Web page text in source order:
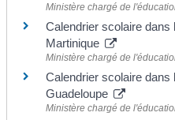
Ministère chargé de
Calendrier scolaire dans
Martinique
Ministère chargé de
Calendrier scolaire dans
Guadeloupe
Ministère chargé de